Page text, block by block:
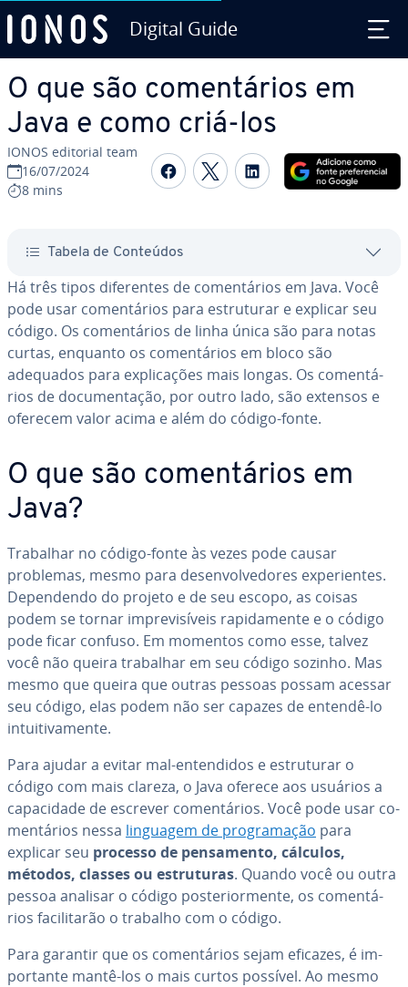
Digital Guide
O que são co­men­tá­rios em
Java e como criá-los
IONOS editorial team
16/07/2024
8 mins
Com­par­ti­lhar no
Com­par­ti­lhar no
Com­par­ti­lhar
Tabela de Conteúdos
Há três tipos di­fe­ren­tes de co­men­tá­rios em Java. Você
pode usar co­men­tá­rios para es­tru­tu­rar e explicar seu
código. Os co­men­tá­rios de linha única são para notas
curtas, enquanto os co­men­tá­rios em bloco são
adequados para ex­pli­ca­ções mais longas. Os co­men­tá­
rios de do­cu­men­ta­ção, por outro lado, são extensos e
oferecem valor acima e além do código-fonte.
O que são co­men­tá­rios em
Java?
Trabalhar no código-fonte às vezes pode causar
problemas, mesmo para de­sen­vol­ve­do­res ex­pe­ri­en­tes.
De­pen­dendo do projeto e de seu escopo, as coisas
podem se tornar im­pre­vi­sí­veis ra­pi­da­mente e o código
pode ficar confuso. Em momentos como esse, talvez
você não queira trabalhar em seu código sozinho. Mas
mesmo que queira que outras pessoas possam acessar
seu código, elas podem não ser capazes de entendê-lo
in­tui­ti­va­mente.
Para ajudar a evitar mal-en­ten­di­dos e es­tru­tu­rar o
código com mais clareza, o Java oferece aos usuários a
ca­pa­ci­dade de escrever co­men­tá­rios. Você pode usar co­
men­tá­rios nessa linguagem de pro­gra­ma­ção para
explicar seu processo de pen­sa­mento, cálculos,
métodos, classes ou es­tru­tu­ras. Quando você ou outra
pessoa analisar o código pos­te­ri­or­mente, os co­men­tá­
rios fa­ci­li­ta­rão o trabalho com o código.
Para garantir que os co­men­tá­rios sejam eficazes, é im­
por­tante mantê-los o mais curtos possível. Ao mesmo